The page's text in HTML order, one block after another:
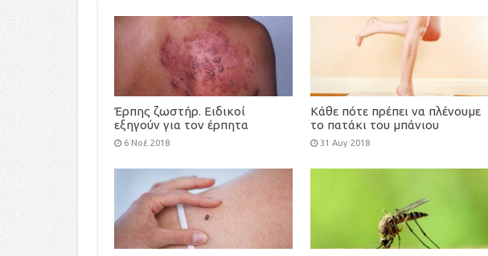
Έρπης ζωστήρ. Ειδικοί
εξηγούν για τον έρπητα
ζωστήρα και την μεθερπητική
(video)
6 Νοέ 2018
Κάθε πότε πρέπει να πλένουμε
το πατάκι του μπάνιου
31 Αυγ 2018